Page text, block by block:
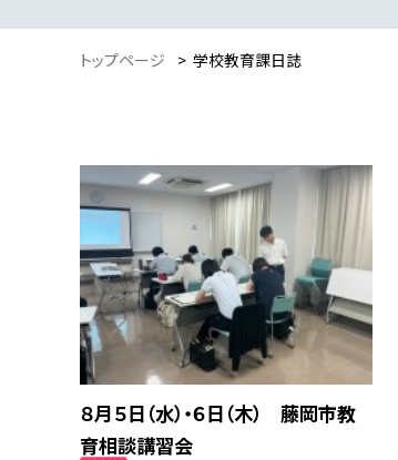
トップページ > 学校教育課日誌
８月５日（水）・６日（木） 藤岡市教
育相談講習会